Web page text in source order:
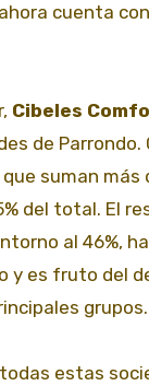
cuenta
Cibeles
de Parrondo.
suman más
del total. El
al 46%,
y es fruto del
grupos.
estas